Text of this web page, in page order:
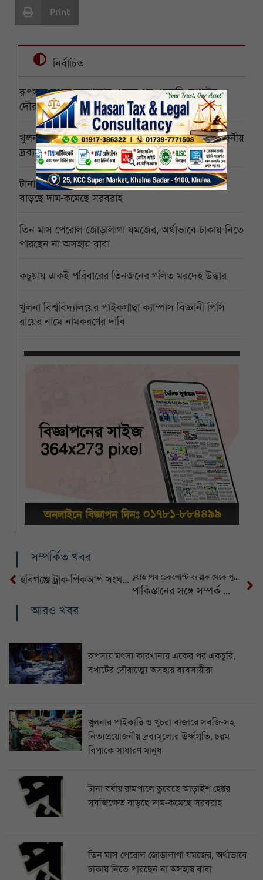
Print
নির্বাচিত
রূপসায় মৎস্য কারখানায় একের পর একচুরি, বখাটের
দৌরাত্ম্যে অসহায় ব্যবসায়ীরা
খুলনার পাইকারি ও খুচরা বাজারে সবজি-সহ নিত্যপ্রয়োজনীয়
দ্রব্যমূল্যের ঊর্ধ্বগতি, চরম বিপাকে সাধারণ মানুষ
টানা বর্ষায় রামপালে ডুবেছে আড়াইশ হেক্টর সবজিক্ষেত
বাড়ছে দাম-কমেছে সরবরাহ
তিন মাস পেরোল জোড়ালাগা যমজের, অর্থাভাবে ঢাকায় নিতে
পারছেন না অসহায় বাবা
কচুয়ায় একই পরিবারের তিনজনের গলিত মরদেহ উদ্ধার
খুলনা বিশ্ববিদ্যালয়ের পাইকগাছা ক্যাম্পাস বিজ্ঞানী পিসি
রায়ের নামে নামকরণের দাবি
সম্পর্কিত খবর
হবিগঞ্জে ট্রাক-পিকআপ সংঘর্ষে নিহত ৪ চুয়াডাঙ্গায় চেকপোস্ট ব্যারাক থেকে পুলিশ সদস্যের মরদেহ উদ্ধার
পাকিস্তানের সঙ্গে সম্পর্ক জোরদারের আহ্বান প্রধান উপদেষ্টার
আরও খবর
রূপসায় মৎস্য কারখানায় একের পর একচুরি,
বখাটের দৌরাত্ম্যে অসহায় ব্যবসায়ীরা
খুলনার পাইকারি ও খুচরা বাজারে সবজি-সহ
নিত্যপ্রয়োজনীয় দ্রব্যমূল্যের ঊর্ধ্বগতি, চরম
বিপাকে সাধারণ মানুষ
টানা বর্ষায় রামপালে ডুবেছে আড়াইশ হেক্টর
সবজিক্ষেত বাড়ছে দাম-কমেছে সরবরাহ
তিন মাস পেরোল জোড়ালাগা যমজের, অর্থাভাবে
ঢাকায় নিতে পারছেন না অসহায় বাবা